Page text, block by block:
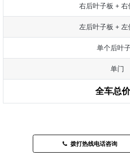
右后叶子板 + 右
左后叶子板 + 左
单个后叶
单门
全车总价
拨打热线电话咨询